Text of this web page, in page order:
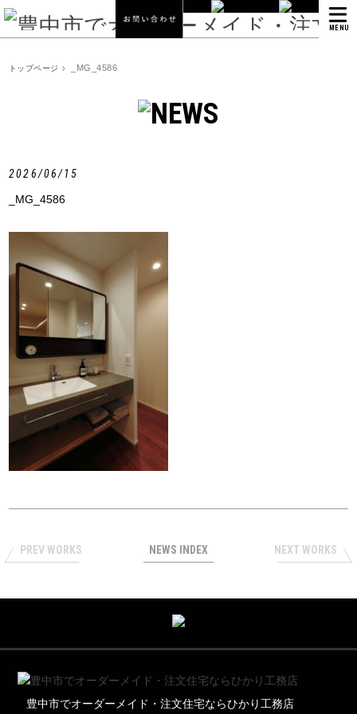
MENU
トップページ _MG_4586
2026/06/15
_MG_4586
PREV WORKS NEWS INDEX NEXT WORKS
豊中市でオーダーメイド・注文住宅ならひかり工務店